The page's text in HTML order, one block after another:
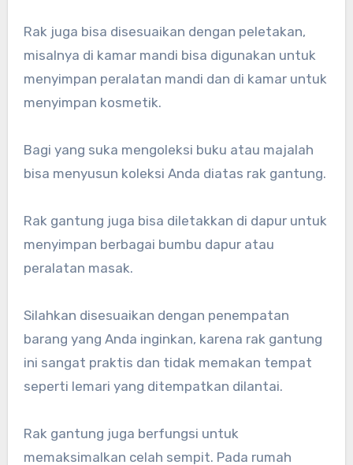
Rak juga bisa disesuaikan dengan peletakan,
misalnya di kamar mandi bisa digunakan untuk
menyimpan peralatan mandi dan di kamar untuk
menyimpan kosmetik.
Bagi yang suka mengoleksi buku atau majalah
bisa menyusun koleksi Anda diatas rak gantung.
Rak gantung juga bisa diletakkan di dapur untuk
menyimpan berbagai bumbu dapur atau
peralatan masak.
Silahkan disesuaikan dengan penempatan
barang yang Anda inginkan, karena rak gantung
ini sangat praktis dan tidak memakan tempat
seperti lemari yang ditempatkan dilantai.
Rak gantung juga berfungsi untuk
memaksimalkan celah sempit. Pada rumah